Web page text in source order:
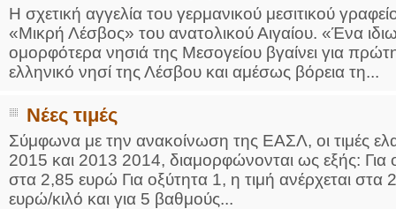
Η σχετική αγγελία του γερμανικού μεσιτικού
«Μικρή Λέσβος» του ανατολικού Αιγαίου. «Ένα
ομορφότερα νησιά της Μεσογείου βγαίνει για
ελληνικό νησί της Λέσβου και αμέσως βόρεια τη...
Νέες τιμές
Σύμφωνα με την ανακοίνωση της ΕΑΣΛ, οι τιμές
2015 και 2013 2014, διαμορφώνονται ως εξής: Για
στα 2,85 ευρώ Για οξύτητα 1, η τιμή ανέρχεται
ευρώ/κιλό και για 5 βαθμούς...